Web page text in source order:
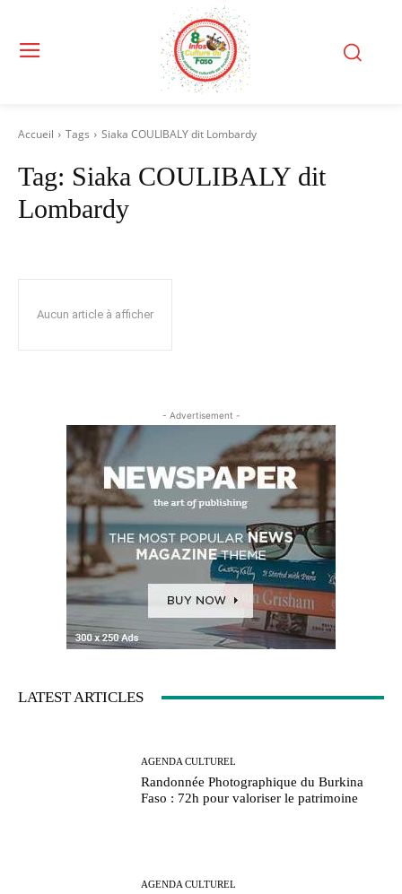
Accueil Tags Siaka COULIBALY dit Lombardy
Tag: Siaka COULIBALY dit
Lombardy
Aucun article à afficher
- Advertisement -
LATEST ARTICLES
AGENDA CULTUREL
Randonnée Photographique du Burkina
Faso : 72h pour valoriser le patrimoine
AGENDA CULTUREL